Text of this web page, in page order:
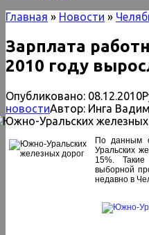
Главная » Новости »
Зарплата
2010 году
Опубликовано: 08.12.2010
новостиАвтор: Инга
По данным
Уральских
15%.
выборной
недавно в